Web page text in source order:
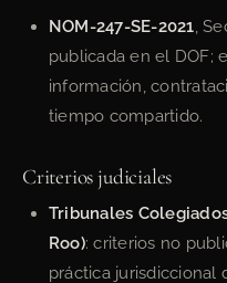
NOM-247-SE-2021 ,
publicada en el DOF;
información,
tiempo compartido.
Criterios judiciales
Tribunales
Roo): criterios no
práctica jurisdiccional